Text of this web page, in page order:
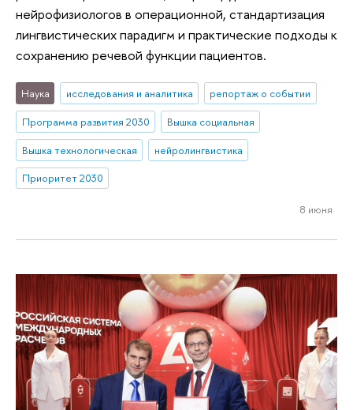
нейрофизиологов в операционной, стандартизация
лингвистических парадигм и практические подходы к
сохранению речевой функции пациентов.
Наука исследования и аналитика
репортаж о событии
Программа развития 2030
Вышка социальная
Вышка технологическая
нейролингвистика
Приоритет 2030
8 июня